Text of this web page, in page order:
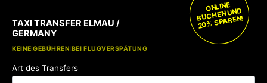
KOSTENLOSE KINDERSITZE
KEINE GEBÜHREN BEI FLUGVERSPÄTUNG
TAXI TRANSFER ELMAU /
GERMANY
ONLINE
BUCHEN UND
20% SPAREN!
Art des Transfers